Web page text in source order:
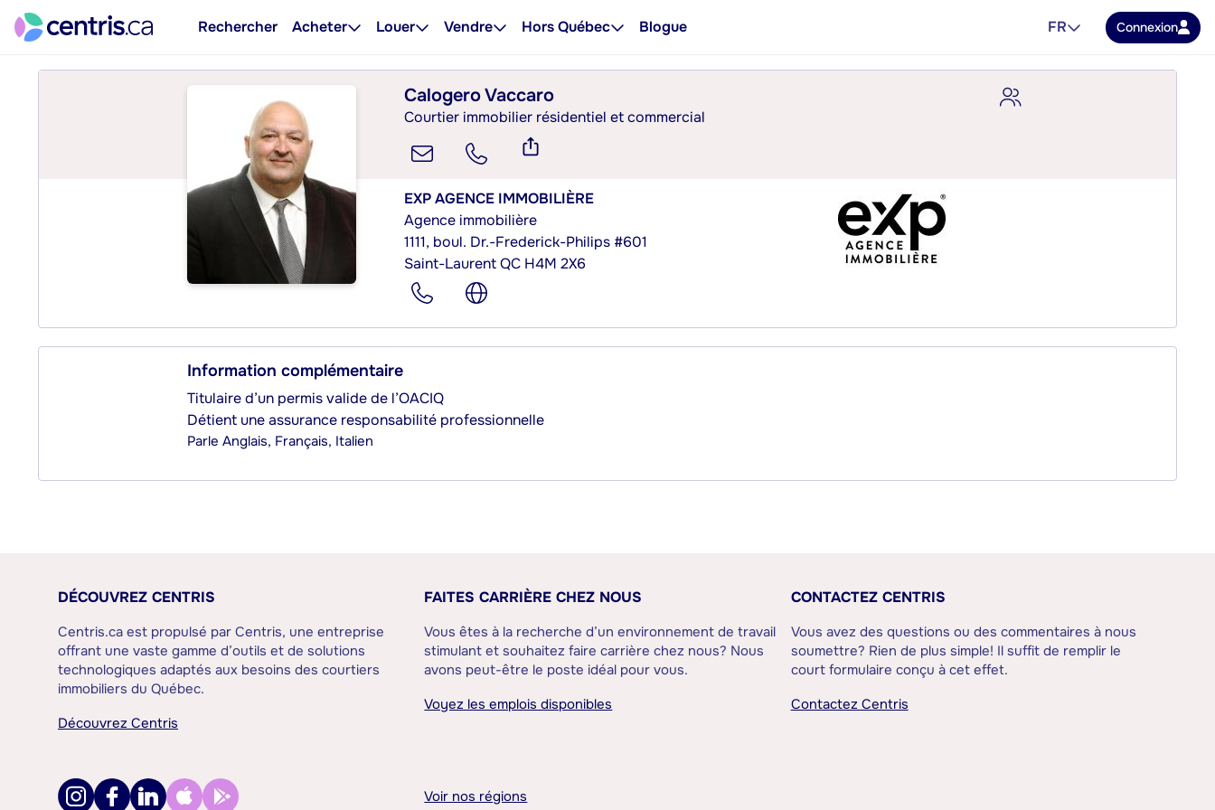
Rechercher Acheter Louer Vendre Hors Québec Blogue FR Connexion
Calogero Vaccaro
Courtier immobilier résidentiel et commercial
EXP AGENCE IMMOBILIÈRE
Agence immobilière
1111, boul. Dr.-Frederick-Philips #601
Saint-Laurent QC H4M 2X6
Information complémentaire
Titulaire d’un permis valide de l’OACIQ
Détient une assurance responsabilité professionnelle
Parle Anglais, Français, Italien
DÉCOUVREZ CENTRIS
Centris.ca est propulsé par Centris, une entreprise
offrant une vaste gamme d’outils et de solutions
technologiques adaptés aux besoins des courtiers
immobiliers du Québec.
Découvrez Centris
FAITES CARRIÈRE CHEZ NOUS
Vous êtes à la recherche d’un environnement de travail
stimulant et souhaitez faire carrière chez nous? Nous
avons peut-être le poste idéal pour vous.
Voyez les emplois disponibles
CONTACTEZ CENTRIS
Vous avez des questions ou des commentaires à nous
soumettre? Rien de plus simple! Il suffit de remplir le
court formulaire conçu à cet effet.
Contactez Centris
Voir nos régions